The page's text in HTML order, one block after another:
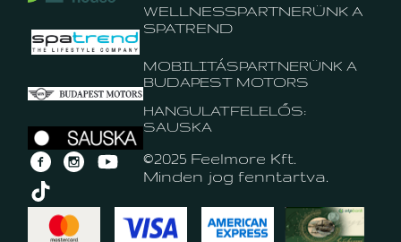
WELLNESSPARTNERÜNK A
SPATREND
MOBILITÁSPARTNERÜNK A
BUDAPEST MOTORS
HANGULATFELELŐS:
SAUSKA
©2025 Feelmore Kft.
Minden jog fenntartva.